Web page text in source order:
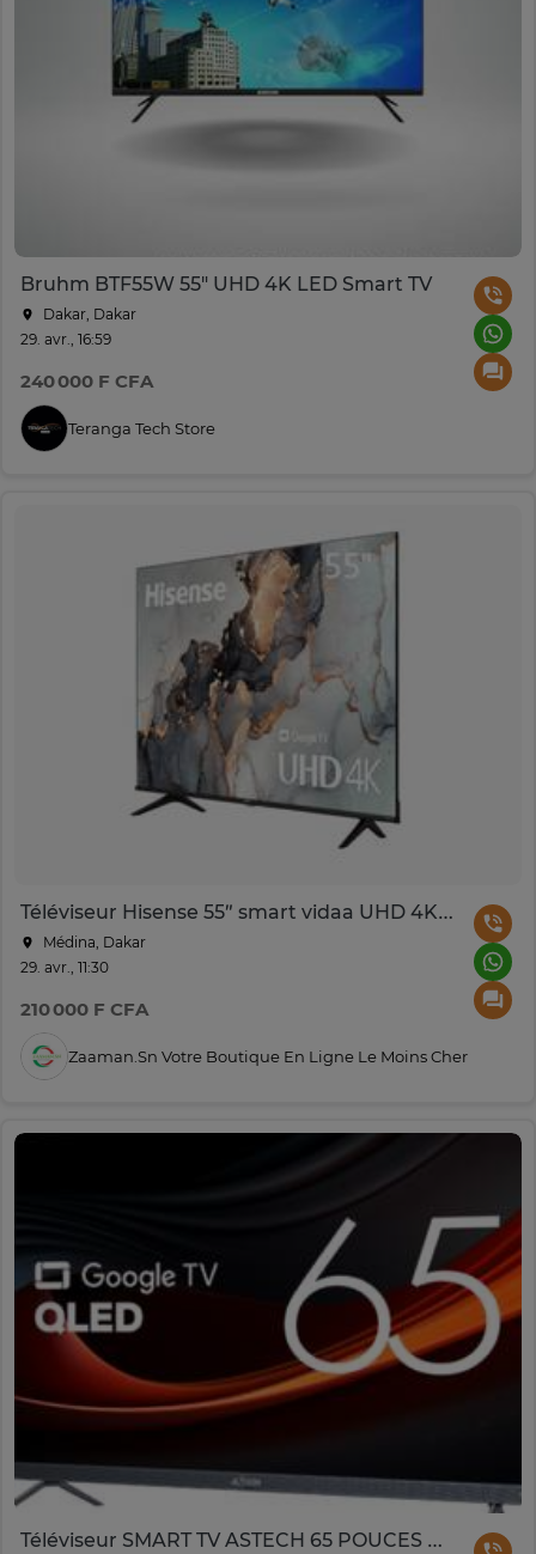
Bruhm BTF55W 55" UHD 4K LED Smart TV
Dakar, Dakar
29. avr., 16:59
240 000 F CFA
Teranga Tech Store
Téléviseur Hisense 55″ smart vidaa UHD 4K 55A6N
Médina, Dakar
29. avr., 11:30
210 000 F CFA
Zaaman.sn Votre Boutique En Ligne Le Moins Cher
Téléviseur SMART TV ASTECH 65 POUCES QLED